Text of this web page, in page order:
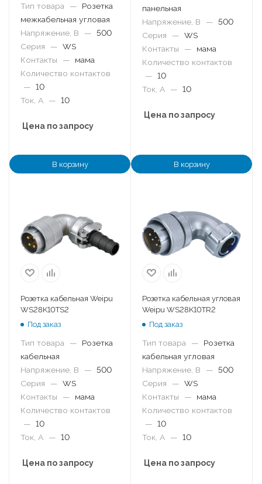
Тип товара —
Розетка
межкабельная угловая
Напряжение, В
— 500
Серия
— WS
Контакты
—
мама
Количество контактов
— 10
Ток, А
— 10
Цена по запросу
В корзину
панельная
Напряжение, В
— 500
Серия
— WS
Контакты
—
мама
Количество контактов
— 10
Ток, А
— 10
Цена по запросу
В корзину
Розетка кабельная Weipu
WS28K10TS2
Под заказ
Тип товара —
Розетка
кабельная
Напряжение, В
— 500
Серия
— WS
Контакты
—
мама
Количество контактов
— 10
Ток, А
— 10
Цена по запросу
Розетка кабельная угловая
Weipu WS28K10TR2
Под заказ
Тип товара —
Розетка
кабельная угловая
Напряжение, В
— 500
Серия
— WS
Контакты
—
мама
Количество контактов
— 10
Ток, А
— 10
Цена по запросу